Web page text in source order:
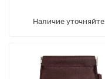
Наличие уточняйте